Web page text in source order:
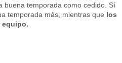
buena temporada como cedido. Sí
temporada más, mientras que los
equipo.